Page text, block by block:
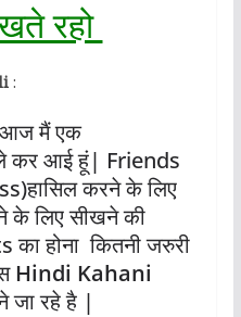
रहो
:
आज मैं एक
कर आई हूं| Friends
करने के लिए
के लिए सीखने की
होना कितनी जरुरी
Hindi Kahani
जा रहे है |